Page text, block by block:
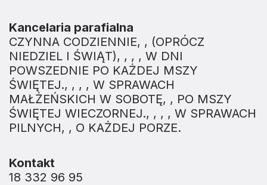
Kancelaria parafialna
CZYNNA CODZIENNIE, , (OPRÓCZ
NIEDZIEL I ŚWIĄT), , , , W DNI
POWSZEDNIE PO KAŻDEJ MSZY
ŚWIĘTEJ., , , , W SPRAWACH
MAŁŻEŃSKICH W SOBOTĘ, , PO MSZY
ŚWIĘTEJ WIECZORNEJ., , , , W SPRAWACH
PILNYCH, , O KAŻDEJ PORZE.
Kontakt
18 332 96 95